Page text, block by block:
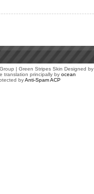
| Green Stripes Skin Designed by
translation principally by ocean
byAnti-Spam ACP